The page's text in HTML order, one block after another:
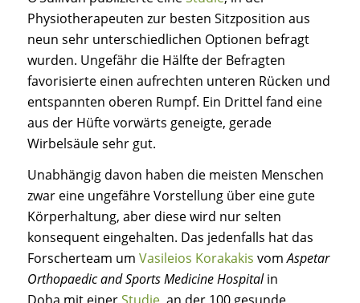
Physiotherapeuten zur besten Sitzposition aus
neun sehr unterschiedlichen Optionen befragt
wurden. Ungefähr die Hälfte der Befragten
favorisierte einen aufrechten unteren Rücken und
entspannten oberen Rumpf. Ein Drittel fand eine
aus der Hüfte vorwärts geneigte, gerade
Wirbelsäule sehr gut.
Unabhängig davon haben die meisten Menschen
zwar eine ungefähre Vorstellung über eine gute
Körperhaltung, aber diese wird nur selten
konsequent eingehalten. Das jedenfalls hat das
Forscherteam um Vasileios Korakakis vomAspetar
Orthopaedic and Sports Medicine Hospitalin